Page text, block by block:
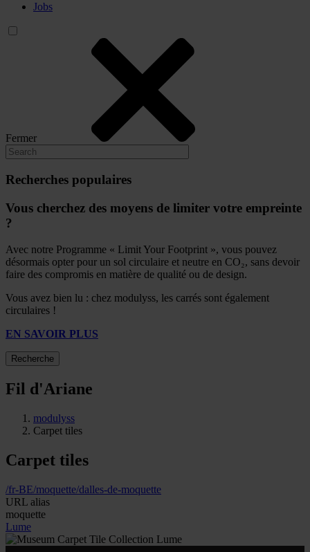
Jobs
Fermer
Recherches populaires
Vous cherchez des moyens de limiter votre empreinte
?
Avec notre Programme « Limit Your Footprint », vous pouvez
désormais opter pour un sol circulaire et neutre en CO₂, sans devoir
faire des compromis en matière de qualité ou de design.
Vous avez bien lu : chez modulyss, les carrés sont également
circulaires !
EN SAVOIR PLUS
Recherche
Fil d'Ariane
modulyss
Carpet tiles
Carpet tiles
/fr-BE/moquette/dalles-de-moquette
URL alias
moquette
Lume